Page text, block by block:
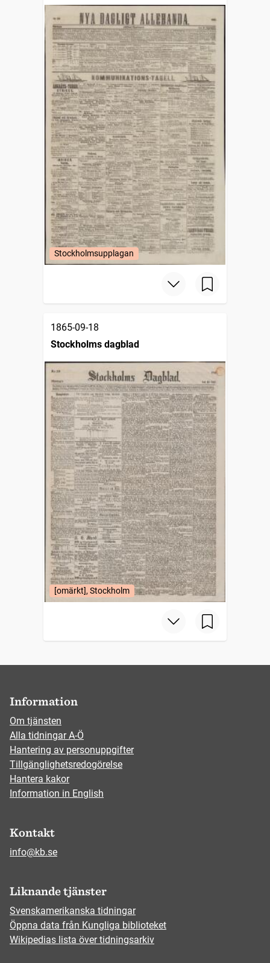
Stockholmsupplagan
1865-09-18
Stockholms dagblad
[omärkt], Stockholm
Information
Om tjänsten
Alla tidningar A-Ö
Hantering av personuppgifter
Tillgänglighetsredogörelse
Hantera kakor
Information in English
Kontakt
info@kb.se
Liknande tjänster
Svenskamerikanska tidningar
Öppna data från Kungliga biblioteket
Wikipedias lista över tidningsarkiv